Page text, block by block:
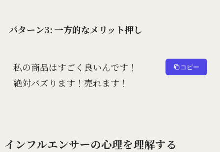
パターン3: 一方的なメリット押し
私の商品はすごく良いんです！
コピー
インフルエンサーの心理を理解する